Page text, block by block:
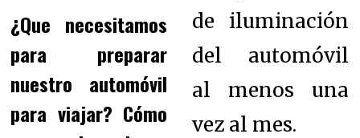
¿Que necesitamos
para preparar
nuestro automóvil
para viajar? Cómo
de iluminación
del automóvil
al menos una
vez al mes.